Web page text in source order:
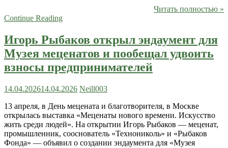
Читать полностью »
Continue Reading
Игорь Рыбаков открыл эндаумент для
Музея меценатов и пообещал удвоить
взносы предпринимателей
14.04.202614.04.2026 Neill003
13 апреля, в День мецената и благотворителя, в Москве
открылась выставка «Меценаты нового времени. Искусство
жить среди людей». На открытии Игорь Рыбаков — меценат,
промышленник, сооснователь «Технониколь» и «Рыбаков
Фонда» — объявил о создании эндаумента для «Музея